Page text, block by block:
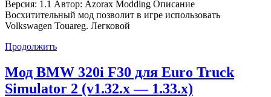
Версия: 1.1 Автор: Azorax Modding Описание
Восхитительный мод позволит в игре использовать
Volkswagen Touareg. Легковой
Продолжить
Мод BMW 320i F30 для Euro Truck
Simulator 2 (v1.32.x — 1.33.x)